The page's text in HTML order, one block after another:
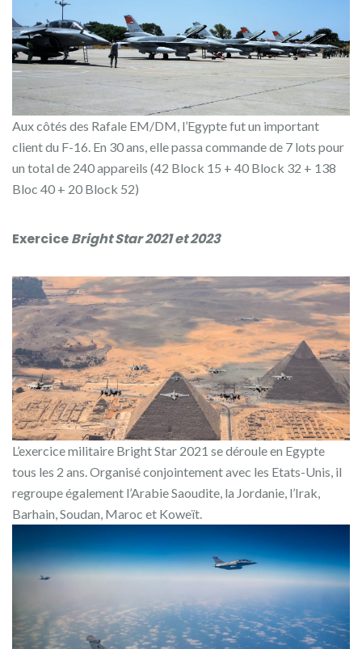
Aux côtés des Rafale EM/DM, l’Egypte fut un important
client du F-16. En 30 ans, elle passa commande de 7 lots pour
un total de 240 appareils (42 Block 15 + 40 Block 32 + 138
Bloc 40 + 20 Block 52)
ExerciceBright Star 2021 et 2023
L’exercice militaire Bright Star 2021 se déroule en Egypte
tous les 2 ans. Organisé conjointement avec les Etats-Unis, il
regroupe également l’Arabie Saoudite, la Jordanie, l’Irak,
Barhain, Soudan, Maroc et Koweït.